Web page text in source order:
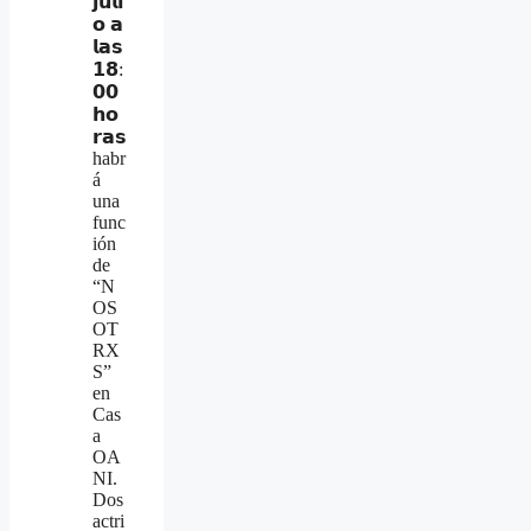
𝗼 𝗮
𝗹𝗮𝘀
𝟭𝟴:
𝟬𝟬
𝗵𝗼
𝗿𝗮𝘀
habr
á
una
func
ión
de
“N
OS
OT
RX
S”
en
Cas
a
OA
NI.
Dos
actri